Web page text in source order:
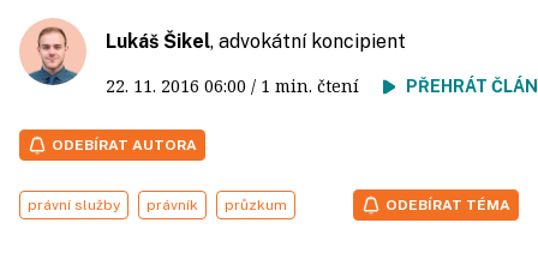
Lukáš Šikel, advokátní koncipient
22. 11. 2016 06:00 / 1 min. čtení PŘEHRÁT
ODEBÍRAT AUTORA
právní služby právník průzkum ODEBÍRAT TÉMA